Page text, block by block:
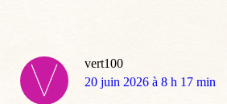
vert100
dit
20 juin 2026 à 8 h 17 min